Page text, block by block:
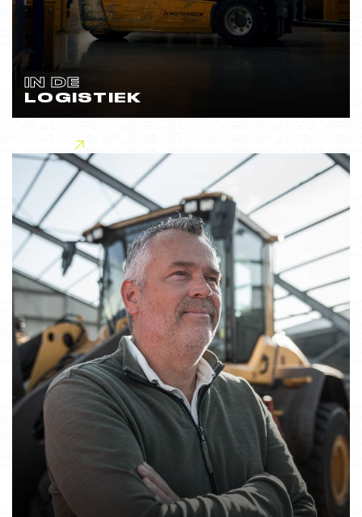
IN DE
LOGISTIEK